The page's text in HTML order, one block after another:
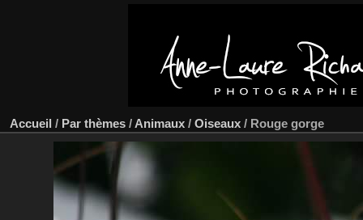
Accueil / Par thèmes / Animaux / Oiseaux / Rouge gorge